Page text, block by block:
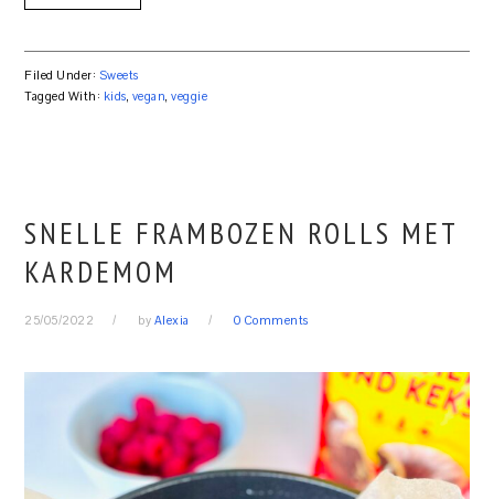
Filed Under: Sweets
Tagged With: kids, vegan,veggie
SNELLE FRAMBOZEN ROLLS MET
KARDEMOM
25/05/2022 by Alexia 0 Comments